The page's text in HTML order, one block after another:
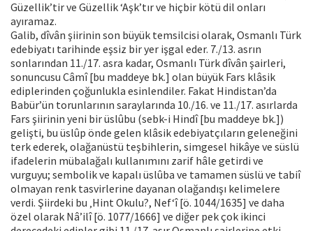
Güzellik’tir ve Güzellik ‘Aşk’tır ve hiçbir kötü dil onları
ayıramaz.
Galib, dîvân şiirinin son büyük temsilcisi olarak, Osmanlı Türk
edebiyatı tarihinde eşsiz bir yer işgal eder. 7./13. asrın
sonlarından 11./17. asra kadar, Osmanlı Türk dîvân şairleri,
sonuncusu Câmî [bu maddeye bk.] olan büyük Fars klâsik
ediplerinden çoğunlukla esinlendiler. Fakat Hindistan’da
Babür’ün torunlarının saraylarında 10./16. ve 11./17. asırlarda
Fars şiirinin yeni bir üslûbu (sebk-i Hindî [bu maddeye bk.])
gelişti, bu üslûp önde gelen klâsik edebiyatçıların geleneğini
terk ederek, olağanüstü teşbihlerin, simgesel hikâye ve süslü
ifadelerin mübalağalı kullanımını zarif hâle getirdi ve
vurguyu; sembolik ve kapalı üslûba ve tamamen süslü ve tabiî
olmayan renk tasvirlerine dayanan olağandışı kelimelere
verdi. Şiirdeki bu ‚Hint Okulu?, Nef‘î [ö. 1044/1635] ve daha
özel olarak Nâ’ilî [ö. 1077/1666] ve diğer pek çok ikinci